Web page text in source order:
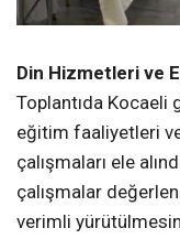
Din Hizmetleri ve
Toplantıda Kocaeli
eğitim faaliyetleri
çalışmaları ele
çalışmalar
verimli